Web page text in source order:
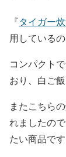
『タイガー
用している
コンパクト
おり、白ご
またこちら
れましたの
たい商品です